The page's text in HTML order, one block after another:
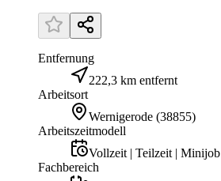
Entfernung
222,3 km entfernt
Arbeitsort
Wernigerode (38855)
Arbeitszeitmodell
Vollzeit | Teilzeit | Minijob
Fachbereich